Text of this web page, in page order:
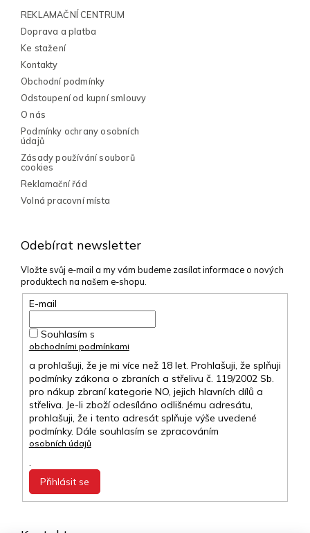
Odebírat newsletter
Vložte svůj e-mail a my vám budeme zasílat informace o nových
produktech na našem e-shopu.
E-mail
Souhlasím s
obchodními podmínkami
a prohlašuji, že je mi více než 18 let. Prohlašuji, že splňuji
podmínky zákona o zbraních a střelivu č. 119/2002 Sb.
pro nákup zbraní kategorie NO, jejich hlavních dílů a
střeliva. Je-li zboží odesíláno odlišnému adresátu,
prohlašuji, že i tento adresát splňuje výše uvedené
podmínky. Dále souhlasím se zpracováním
osobních údajů
.
Přihlásit se
REKLAMAČNÍ CENTRUM
Doprava a platba
Ke stažení
Kontakty
Obchodní podmínky
Odstoupení od kupní smlouvy
O nás
Podmínky ochrany osobních
údajů
Zásady používání souborů
cookies
Reklamační řád
Volná pracovní místa